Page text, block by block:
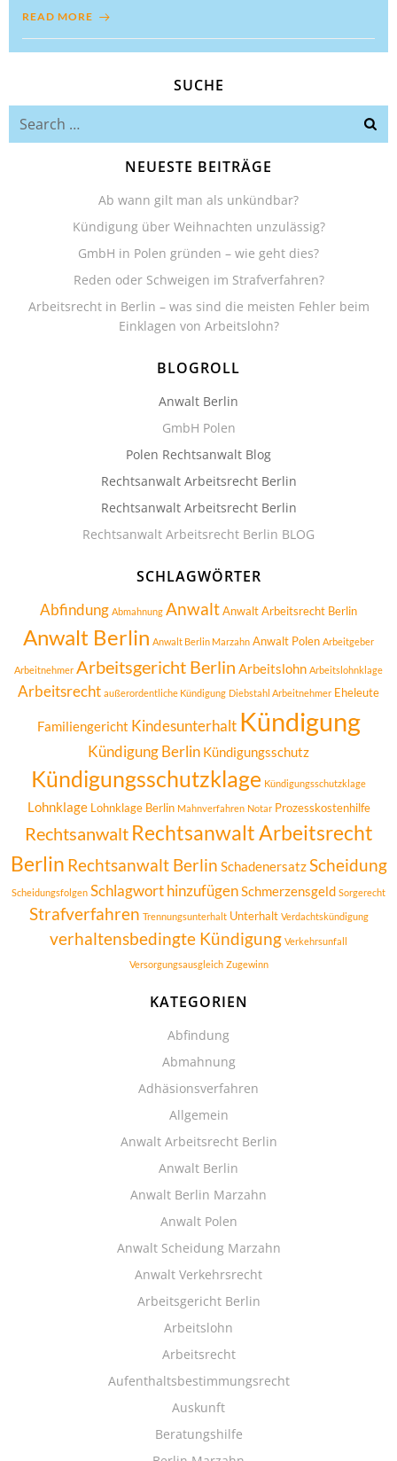
READ MORE
SUCHE
Search
NEUESTE BEITRÄGE
Ab wann gilt man als unkündbar?
Kündigung über Weihnachten unzulässig?
GmbH in Polen gründen – wie geht dies?
Reden oder Schweigen im Strafverfahren?
Arbeitsrecht in Berlin – was sind die meisten Fehler beim
Einklagen von Arbeitslohn?
BLOGROLL
Anwalt Berlin
GmbH Polen
Polen Rechtsanwalt Blog
Rechtsanwalt Arbeitsrecht Berlin
Rechtsanwalt Arbeitsrecht Berlin
Rechtsanwalt Arbeitsrecht Berlin BLOG
SCHLAGWÖRTER
Abfindung Abmahnung AnwaltAnwalt Arbeitsrecht Berlin
Anwalt Berlin Anwalt Berlin Marzahn Anwalt Polen Arbeitgeber
Arbeitnehmer Arbeitsgericht Berlin Arbeitslohn Arbeitslohnklage
Arbeitsrecht außerordentliche Kündigung Diebstahl Arbeitnehmer Eheleute
Familiengericht Kindesunterhalt Kündigung
Kündigung Berlin Kündigungsschutz
Kündigungsschutzklage Kündigungsschutzklage
Lohnklage Lohnklage Berlin Mahnverfahren Notar Prozesskostenhilfe
Rechtsanwalt Rechtsanwalt Arbeitsrecht
Berlin Rechtsanwalt Berlin SchadenersatzScheidung
Scheidungsfolgen Schlagwort hinzufügenSchmerzensgeld Sorgerecht
Strafverfahren Trennungsunterhalt Unterhalt Verdachtskündigung
verhaltensbedingte Kündigung Verkehrsunfall
Versorgungsausgleich Zugewinn
KATEGORIEN
Abfindung
Abmahnung
Adhäsionsverfahren
Allgemein
Anwalt Arbeitsrecht Berlin
Anwalt Berlin
Anwalt Berlin Marzahn
Anwalt Polen
Anwalt Scheidung Marzahn
Anwalt Verkehrsrecht
Arbeitsgericht Berlin
Arbeitslohn
Arbeitsrecht
Aufenthaltsbestimmungsrecht
Auskunft
Beratungshilfe